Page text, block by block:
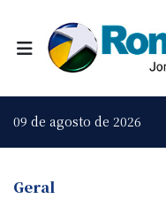
09 de agosto de 2026
Geral